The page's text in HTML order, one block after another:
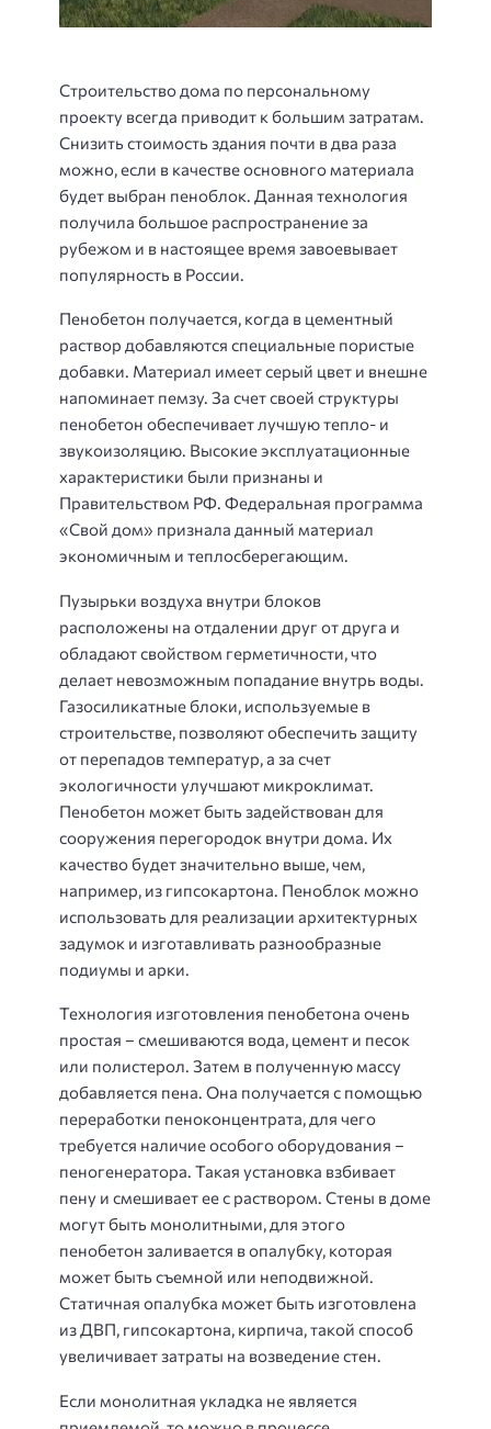
Строительство дома по персональному
проекту всегда приводит к большим затратам.
Снизить стоимость здания почти в два раза
можно, если в качестве основного материала
будет выбран пеноблок. Данная технология
получила большое распространение за
рубежом и в настоящее время завоевывает
популярность в России.
Пенобетон получается, когда в цементный
раствор добавляются специальные пористые
добавки. Материал имеет серый цвет и внешне
напоминает пемзу. За счет своей структуры
пенобетон обеспечивает лучшую тепло- и
звукоизоляцию. Высокие эксплуатационные
характеристики были признаны и
Правительством РФ. Федеральная программа
«Свой дом» признала данный материал
экономичным и теплосберегающим.
Пузырьки воздуха внутри блоков
расположены на отдалении друг от друга и
обладают свойством герметичности, что
делает невозможным попадание внутрь воды.
Газосиликатные блоки, используемые в
строительстве, позволяют обеспечить защиту
от перепадов температур, а за счет
экологичности улучшают микроклимат.
Пенобетон может быть задействован для
сооружения перегородок внутри дома. Их
качество будет значительно выше, чем,
например, из гипсокартона. Пеноблок можно
использовать для реализации архитектурных
задумок и изготавливать разнообразные
подиумы и арки.
Технология изготовления пенобетона очень
простая – смешиваются вода, цемент и песок
или полистерол. Затем в полученную массу
добавляется пена. Она получается с помощью
переработки пеноконцентрата, для чего
требуется наличие особого оборудования –
пеногенератора. Такая установка взбивает
пену и смешивает ее с раствором. Стены в доме
могут быть монолитными, для этого
пенобетон заливается в опалубку, которая
может быть съемной или неподвижной.
Статичная опалубка может быть изготовлена
из ДВП, гипсокартона, кирпича, такой способ
увеличивает затраты на возведение стен.
Если монолитная укладка не является